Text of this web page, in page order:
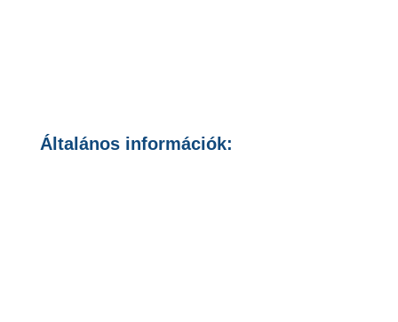
Általános információk: